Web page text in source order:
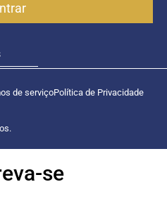
de serviçoPolítica de Privacidade
se